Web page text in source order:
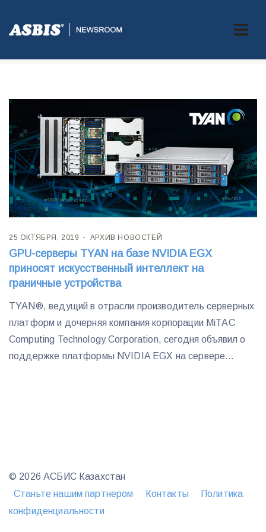
Метка:GPU
25 ОКТЯБРЯ, 2019 АРХИВ НОВОСТЕЙ
GPU-серверы TYAN на базе NVIDIA EGX
приносят искусственный интеллект на
граничные устройства
TYAN®, ведущий в отрасли производитель серверных
платформ и дочерняя компания корпорации MiTAC
Computing Technology Corporation, сегодня объявил о
поддержке платформы NVIDIA EGX на сервере...
© 2026 АСБИС Казахстан
Станьте нашим партнером
Контакты
Политика
конфиденциальности